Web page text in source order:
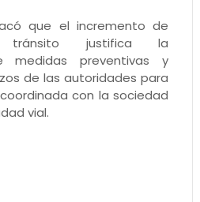
que el incremento de
tránsito justifica la
medidas preventivas y
de las autoridades para
con la sociedad
vial.